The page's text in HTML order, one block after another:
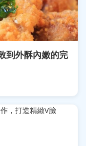
到外酥內嫩的完